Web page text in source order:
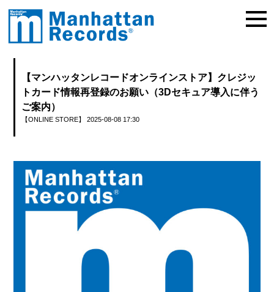
【マンハッタンレコードオンラインストア】クレジッ
トカード情報再登録のお願い（3Dセキュア導入に伴う
ご案内）
【ONLINE STORE】 2025-08-08 17:30